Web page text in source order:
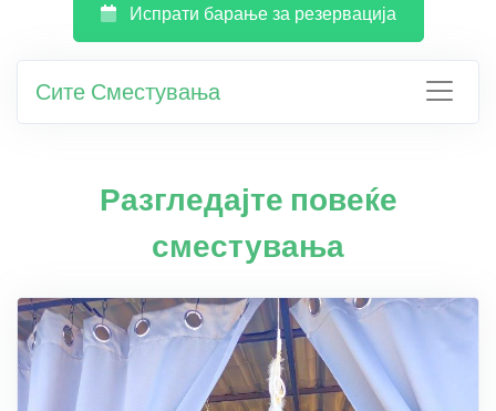
Испрати барање за резервација
Сите Сместувања
Разгледајте повеќе
сместувања